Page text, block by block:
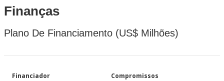
Finanças
Plano De Financiamento (US$ Milhões)
Financiador Compromissos